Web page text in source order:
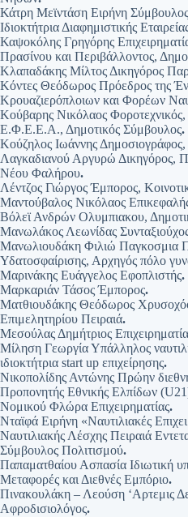
Κάτρη Μεϊντάση Ειρήνη Σύμβουλος
Ιδιοκτήτρια Διαφημιστικής
Καψοκόλης Γρηγόρης
Πρασίνου και Περιβάλλοντος,
Κλαπαδάκης Μίλτος Δικηγόρος
Κόντες Θεόδωρος Πρόεδρος της
Κρουαζιερόπλοιων και Φορέων
Κούβαρης Νικόλαος
Ε.Φ.Ε.Ε.Α., Δημοτικός Σύμβουλος.
Κούζηλος Ιωάννης
Λαγκαδιανού Αργυρώ Δικηγόρος,
Νέου Φαλήρου.
Λέντζος Γιώργος Έμπορος,
Μαντούβαλος Νικόλαος
Βόλεϊ Ανδρών Ολυμπιακου,
Μανωλάκος Λεωνίδας
Μανωλιουδάκη Φιλιώ Παγκοσμια
Υδατοσφαίρισης, Αρχηγός πόλο
Μαρινάκης Ευάγγελος Εφοπλιστής.
Μαρκαριάν Τάσος Έμπορος.
Ματθιουδάκης Θεόδωρος
Επιμελητηρίου Πειραιά.
Μεσούλας Δημήτριος
Μίληση Γεωργία Υπάλληλος
ιδιοκτήτρια start up επιχείρησης.
Νικοπολίδης Αντώνης Πρώην
Προπονητής Εθνικής Ελπίδων
Νομικού Φλώρα Επιχειρηματίας.
Νταϊφά Ειρήνη «Ναυτιλιακές
Ναυτιλιακής Λέσχης Πειραιά
Σύμβουλος Πολιτισμού.
Παπαματθαίου Ασπασία Ιδιωτική
Μεταφορές και Διεθνές Εμπόριο.
Πινακουλάκη – Λεούση ‘Αρτεμις
Αφροδισιολόγος.